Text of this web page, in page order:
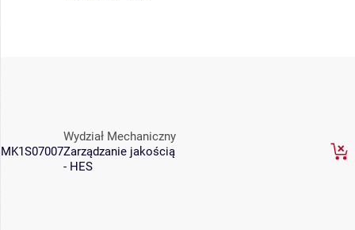
MK1S07007
Wydział Mechaniczny
Zarządzanie jakością
- HES